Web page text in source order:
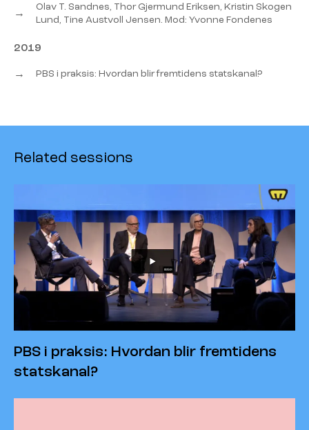
→
Olav T. Sandnes, Thor Gjermund Eriksen, Kristin Skogen
Lund, Tine Austvoll Jensen. Mod: Yvonne Fondenes
2019
→ PBS i praksis: Hvordan blir fremtidens statskanal?
Related sessions
PBS i praksis: Hvordan blir fremtidens
statskanal?